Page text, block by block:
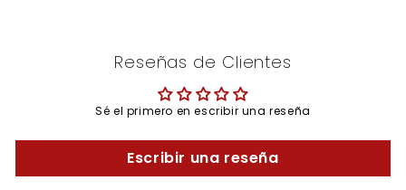
Reseñas de Clientes
Sé el primero en escribir una reseña
Escribir una reseña